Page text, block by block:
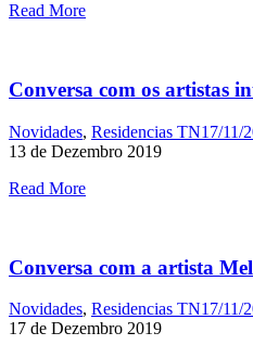
Read More
Conversa com os artistas
Novidades, Residencias TN17/11/
13 de Dezembro 2019
Read More
Conversa com a artista
Novidades, Residencias TN17/11/
17 de Dezembro 2019